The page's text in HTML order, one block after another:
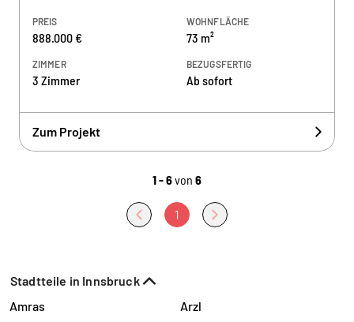
PREIS
888.000 €
WOHNFLÄCHE
73 m²
ZIMMER
3 Zimmer
BEZUGSFERTIG
Ab sofort
Zum Projekt
1 - 6von 6
1
Stadtteile in Innsbruck
Amras
Arzl